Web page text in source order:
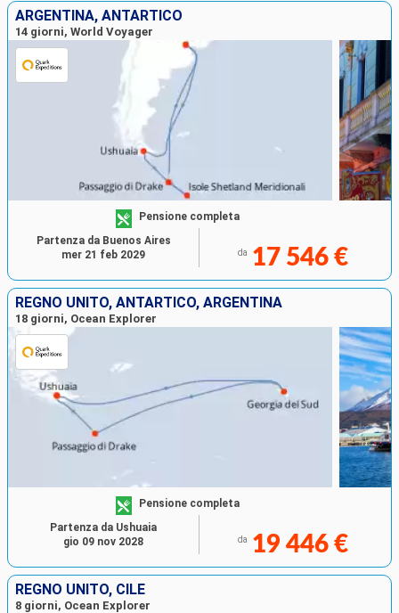
ARGENTINA, ANTARTICO
14 giorni, World Voyager
Pensione completa
da 17 546 €
Partenza da Buenos Aires
mer 21 feb 2029
REGNO UNITO, ANTARTICO, ARGENTINA
18 giorni, Ocean Explorer
Pensione completa
da 19 446 €
Partenza da Ushuaia
gio 09 nov 2028
REGNO UNITO, CILE
8 giorni, Ocean Explorer